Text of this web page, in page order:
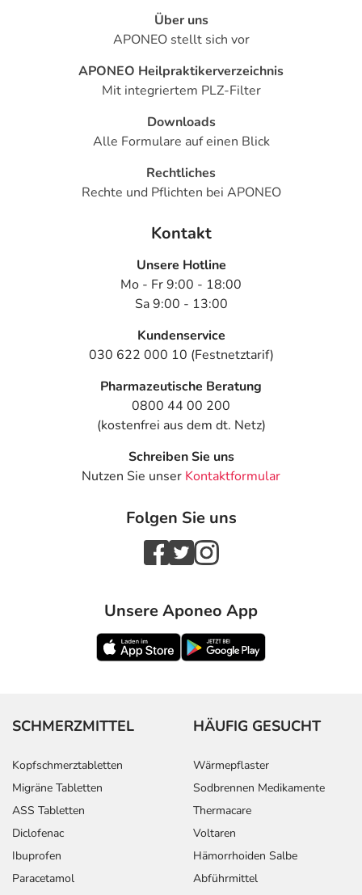
Über uns
APONEO stellt sich vor
APONEO Heilpraktikerverzeichnis
Mit integriertem PLZ-Filter
Downloads
Alle Formulare auf einen Blick
Rechtliches
Rechte und Pflichten bei APONEO
Kontakt
Unsere Hotline
Mo - Fr 9:00 - 18:00
Sa 9:00 - 13:00
Kundenservice
030 622 000 10 (Festnetztarif)
Pharmazeutische Beratung
0800 44 00 200
(kostenfrei aus dem dt. Netz)
Schreiben Sie uns
Nutzen Sie unser Kontaktformular
Folgen Sie uns
Unsere Aponeo App
SCHMERZMITTEL
Kopfschmerztabletten
Migräne Tabletten
ASS Tabletten
Diclofenac
Ibuprofen
Paracetamol
HÄUFIG GESUCHT
Wärmepflaster
Sodbrennen Medikamente
Thermacare
Voltaren
Hämorrhoiden Salbe
Abführmittel